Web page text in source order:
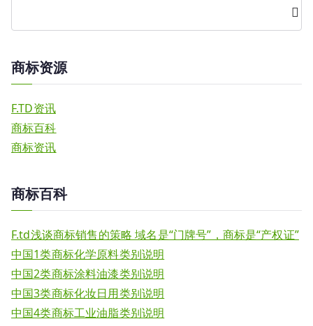
搜
索
商标资源
F.TD资讯
商标百科
商标资讯
商标百科
F.td浅谈商标销售的策略 域名是“门牌号”，商标是“产权证”
中国1类商标化学原料类别说明
中国2类商标涂料油漆类别说明
中国3类商标化妆日用类别说明
中国4类商标工业油脂类别说明